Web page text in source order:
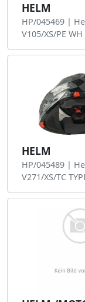
HELM
HP/045469 |
V105/XS/PE WH
HELM
HP/045489 |
V271/XS/TC